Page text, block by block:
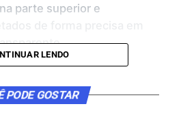
parte superior e
provenientes da
para se
LENDO
PODE GOSTAR